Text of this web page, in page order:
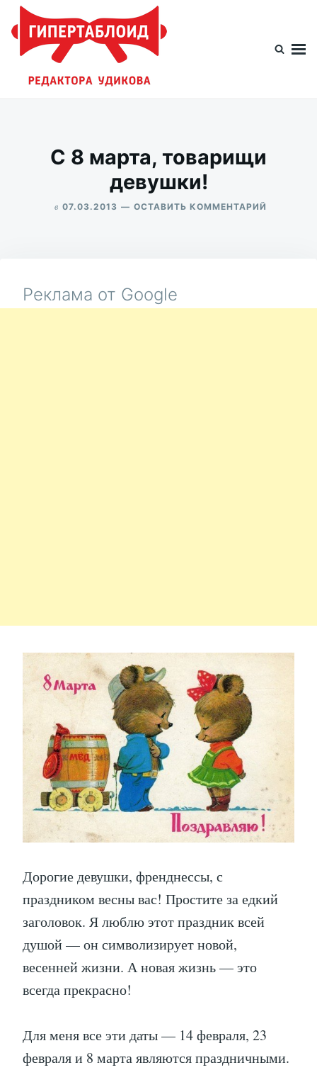
Перейти
содержимому
Искать:
C 8 марта, товарищи
девушки!
в 07.03.2013 ОСТАВИТЬ КОММЕНТАРИЙ
Реклама от Google
Дорогие девушки, френднессы, с
праздником весны вас! Простите за едкий
заголовок. Я люблю этот праздник всей
душой — он символизирует новой,
весенней жизни. А новая жизнь — это
всегда прекрасно!
Для меня все эти даты — 14 февраля, 23
февраля и 8 марта являются праздничными.